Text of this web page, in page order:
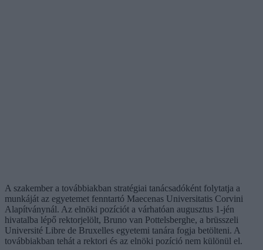
A szakember a továbbiakban stratégiai tanácsadóként folytatja a
munkáját az egyetemet fenntartó Maecenas Universitatis Corvini
Alapítványnál. Az elnöki pozíciót a várhatóan augusztus 1-jén
hivatalba lépő rektorjelölt, Bruno van Pottelsberghe, a brüsszeli
Université Libre de Bruxelles egyetemi tanára fogja betölteni. A
továbbiakban tehát a rektori és az elnöki pozíció nem különül el.